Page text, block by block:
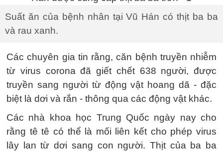
Suất ăn của bệnh nhân tại Vũ Hán có thịt ba ba
và rau xanh.
Các chuyên gia tin rằng, căn bệnh truyền nhiễm
từ virus corona đã giết chết 638 người, được
truyền sang người từ động vật hoang dã - đặc
biệt là dơi và rắn - thông qua các động vật khác.
Các nhà khoa học Trung Quốc ngày nay cho
rằng tê tê có thể là mối liên kết cho phép virus
lây lan từ dơi sang con người. Thịt của ba ba